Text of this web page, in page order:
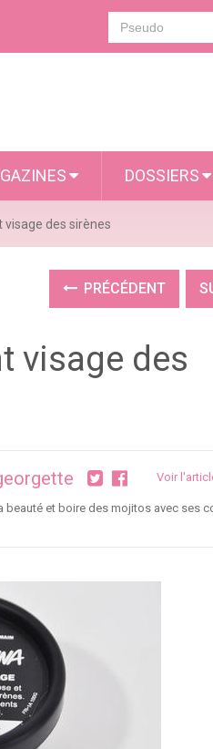
DOSSIERS
des sirènes
PRÉCÉDENT
visage des
Voir
beauté et boire des mojitos avec ses